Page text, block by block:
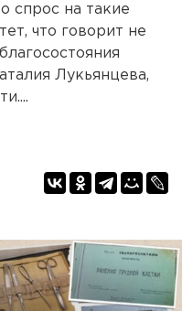
спрос на такие
что говорит не
Лукьянцева,